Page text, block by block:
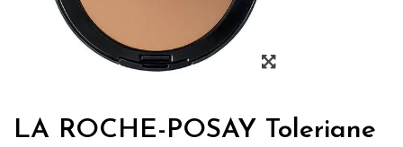
LA ROCHE-POSAY Toleriane